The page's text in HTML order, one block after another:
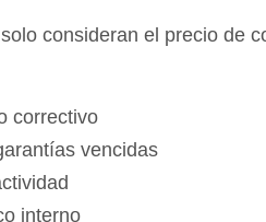
consideran el precio de
correctivo
vencidas
interno